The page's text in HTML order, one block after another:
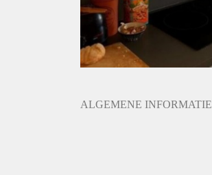
ALGEMENE INFORMATIE